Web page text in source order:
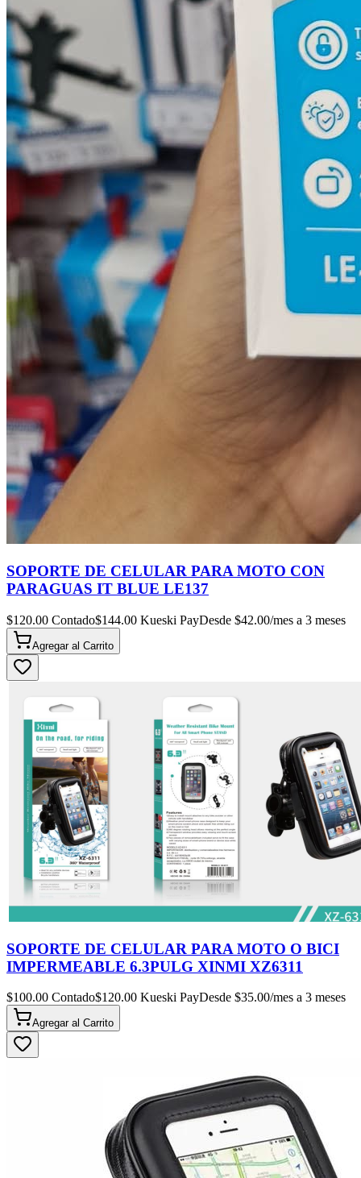
SOPORTE DE CELULAR PARA MOTO CON
PARAGUAS IT BLUE LE137
$120.00 Contado$144.00 Kueski PayDesde $42.00/mes a 3 meses
Agregar al Carrito
SOPORTE DE CELULAR PARA MOTO O BICI
IMPERMEABLE 6.3PULG XINMI XZ6311
$100.00 Contado$120.00 Kueski PayDesde $35.00/mes a 3 meses
Agregar al Carrito